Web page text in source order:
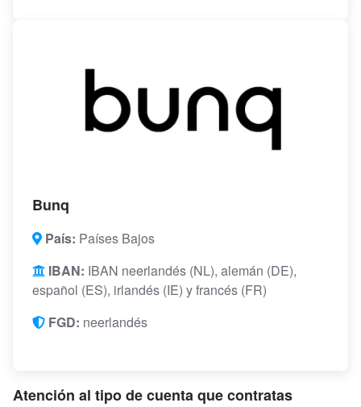
Bunq
País: Países Bajos
IBAN: IBAN neerlandés (NL), alemán (DE),
español (ES), irlandés (IE) y francés (FR)
FGD: neerlandés
Atención al tipo de cuenta que contratas